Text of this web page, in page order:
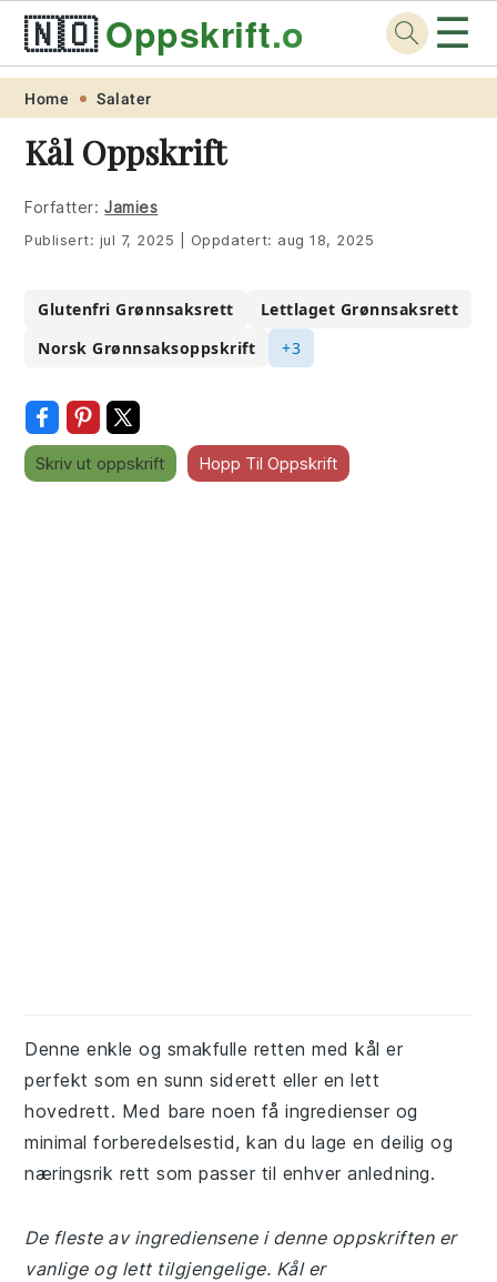
Skip
primary
navigation
Skip
main
content
Skip
primary
sidebar
Skip
footer
🇳🇴Oppskrift.org ☰
Home Salater
Kål Oppskrift
Forfatter: Jamies
Publisert: jul 7, 2025 Oppdatert: aug 18, 2025
Glutenfri Grønnsaksrett
Lettlaget Grønnsaksrett
Norsk Grønnsaksoppskrift
+3
Skriv ut oppskrift Hopp Til Oppskrift
Denne enkle og smakfulle retten med kål er
perfekt som en sunn siderett eller en lett
hovedrett. Med bare noen få ingredienser og
minimal forberedelsestid, kan du lage en deilig og
næringsrik rett som passer til enhver anledning.
De fleste av ingrediensene i denne oppskriften er
vanlige og lett tilgjengelige. Kål er